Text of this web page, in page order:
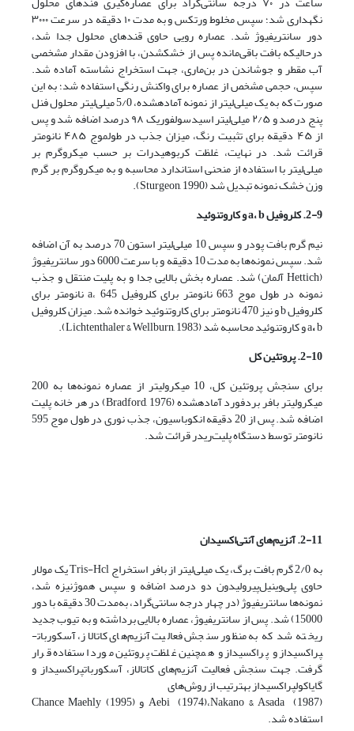
نگهداری شد؛ سپس مخلوط ورتکس و به مدت ۱۰ دقیقه در سرعت ۳۰۰۰
دور سانتریفیوژ شد. عصاره رویی حاوی قندهای محلول جدا شد،
درحالی­که بافت باقی‌مانده پس از خشک­شدن، با افزودن مقدار مشخصی
آب مقطر و جوشاندن در بن‌ماری، جهت استخراج نشاسته آماده شد.
سپس، حجمی مشخص از عصاره برای واکنش رنگی استفاده شد؛ به این
صورت که به یک میلی‌لیتر از نمونه آماده­شده، 5/0 میلی‌لیتر محلول فنل
پنج درصد و ۲/۵ میلی‌لیتر اسیدسولفوریک ۹۸ درصد اضافه شد و پس
از ۴۵ دقیقه برای تثبیت رنگ، میزان جذب در طول­موج ۴۸۵ نانومتر
قرائت شد. در نهایت، غلظت کربوهیدرات بر حسب میکروگرم بر
میلی‌لیتر با استفاده از منحنی استاندارد محاسبه و به میکروگرم بر گرم
وزن خشک نمونه تبدیل شد (Sturgeon, 1990).
2-9. کلروفیل
a،b و کاروتنوئید
نیم گرم بافت پودر و سپس 10 میلی‌لیتر استون 70 درصد به آن اضافه
شد. سپس نمونه‌ها به مدت 10 دقیقه و با سرعت 6000 دور سانتریفیوژ
(Hettich آلمان) شد. عصاره بخش بالایی جدا و به پلیت منتقل و جذب
نمونه‌ در طول موج 663 نانومتر برای کلروفیل a، 645 نانومتر برای
کلروفیل b و نیز 470 نانومتر برای کاروتنوئید خوانده شد. میزان کلروفیل
a،b و کاروتنوئید محاسبه شد (Lichtenthaler & Wellburn, 1983).
2-10. پروتئین کل
برای سنجش پروتئین کل، 10 میکرولیتر از عصاره نمونه‌ها به 200
میکرولیتر بافر بردفورد آماده­شده (Bradford, 1976) در هر خانه پلیت
اضافه شد. پس از 20 دقیقه انکوباسیون، جذب نوری در طول موج 595
نانومتر توسط دستگاه پلیت‌ریدر قرائت شد.
2-11. آنزیم‌های آنتی‌اکسیدان
به 2/0 گرم بافت برگ، یک میلی‌لیتر از بافر استخراج Tris-Hcl یک مولار
حاوی پلی‌وینیل‌پیرولیدون دو درصد اضافه و سپس هموژنیزه شد،
نمونه‌ها سانتریفیوژ (در چهار درجه سانتی‌گراد، به‌مدت 30 دقیقه با دور
15000) شد. پس از سانتریفیوژ، عصاره بالایی برداشته و به تیوب جدید
ریخته شد که به منظور سنجش فعالیت آنزیم‌های کاتالاز، آسکوربات­
پراکسیداز و پراکسیداز و همچنین غلظت پروتئین مورد استفاده قرار
گرفت. جهت سنجش فعالیت آنزیم‌های کاتالاز، آسکوربات­پراکسیداز و
گایاکول­پراکسیداز به­ترتیب از روش‌های
Aebi (1974)،Nakano & Asada (1987) و Chance Maehly (1995)
استفاده شد.